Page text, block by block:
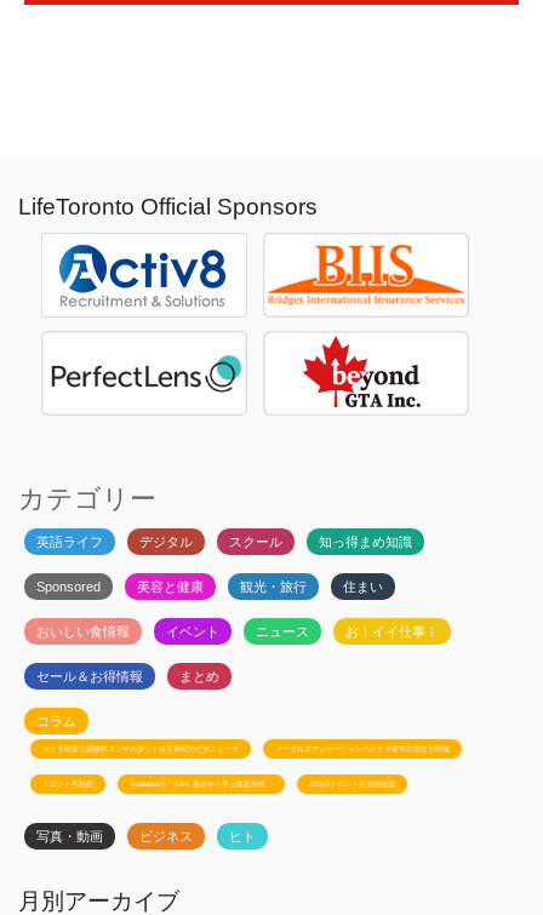
LifeToronto Official Sponsors
カテゴリー
英語ライフ デジタル スクール 知っ得まめ知識
Sponsored 美容と健康 観光・旅行 住まい
おいしい食情報 イベント ニュース お！イイ仕事！
セール＆お得情報 まとめ
コラム
カナダ政府公認移民コンサルタント白石有紀のビザニュース メープルエデュケーションのカナダ留学お役立ち情報
トロント不動産 Ayudanteの「GA4: 基本から学ぶ最新分析」 JSSのトロント生活相談室
写真・動画 ビジネス ヒト
月別アーカイブ